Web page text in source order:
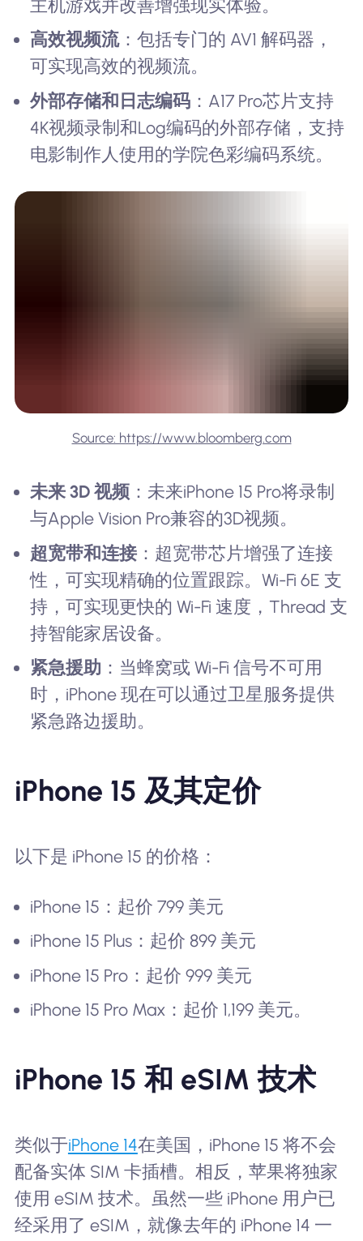
主机游戏并改善增强现实体验。
高效视频流：包括专门的 AV1 解码器，
可实现高效的视频流。
外部存储和日志编码 ：A17 Pro芯片支持
4K视频录制和Log编码的外部存储，支持
电影制作人使用的学院色彩编码系统。
Source: https://www.bloomberg.com
未来 3D 视频 ：未来iPhone 15 Pro将录制
与Apple Vision Pro兼容的3D视频。
超宽带和连接 ：超宽带芯片增强了连接
性，可实现精确的位置跟踪。Wi-Fi 6E 支
持，可实现更快的 Wi-Fi 速度，Thread 支
持智能家居设备。
紧急援助 ：当蜂窝或 Wi-Fi 信号不可用
时，iPhone 现在可以通过卫星服务提供
紧急路边援助。
iPhone 15 及其定价
以下是 iPhone 15 的价格：
iPhone 15：起价 799 美元
iPhone 15 Plus：起价 899 美元
iPhone 15 Pro：起价 999 美元
iPhone 15 Pro Max：起价 1,199 美元。
iPhone 15 和 eSIM 技术
类似于iPhone 14在美国，iPhone 15 将不会
配备实体 SIM 卡插槽。相反，苹果将独家
使用 eSIM 技术。虽然一些 iPhone 用户已
经采用了 eSIM，就像去年的 iPhone 14 一